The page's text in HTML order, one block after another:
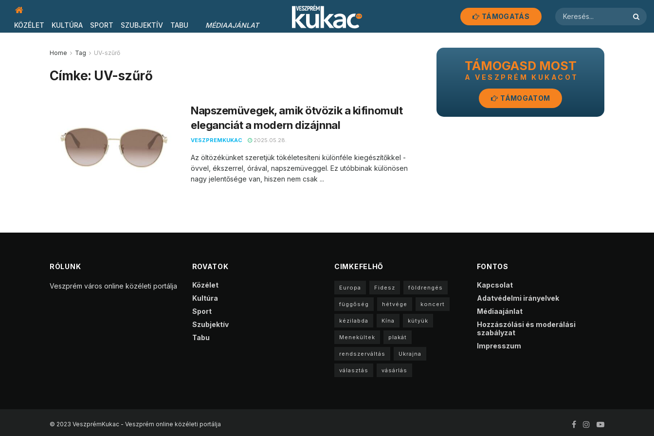
KÖZÉLET KULTÚRA SPORT SZUBJEKTÍV TABU MÉDIAAJÁNLAT
TÁMOGATÁS
Home Tag UV-szűrő
Címke: UV-szűrő
Napszemüvegek, amik ötvözik a kifinomult
eleganciát a modern dizájnnal
VESZPREMKUKAC 2025.05.28.
Az öltözékünket szeretjük tökéletesíteni különféle kiegészítőkkel -
övvel, ékszerrel, órával, napszemüveggel. Ez utóbbinak különösen
nagy jelentősége van, hiszen nem csak ...
TÁMOGASD MOST
A VESZPRÉM KUKACOT
TÁMOGATOM
RÓLUNK
Veszprém város online közéleti portálja
ROVATOK
Közélet
Kultúra
Sport
Szubjektív
Tabu
CIMKEFELHŐ
Europa Fidesz földrengés
függőség hétvége koncert
kézilabda Kína kütyük
Menekültek plakát
rendszerváltás Ukrajna
választás vásárlás
FONTOS
Kapcsolat
Adatvédelmi irányelvek
Médiaajánlat
Hozzászólási és moderálási
szabályzat
Impresszum
© 2023 VeszprémKukac - Veszprém online közéleti portálja